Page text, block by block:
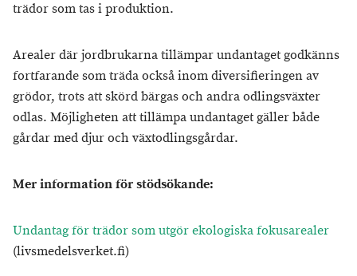
trädor som tas i produktion.
Arealer där jordbrukarna tillämpar undantaget godkänns
fortfarande som träda också inom diversifieringen av
grödor, trots att skörd bärgas och andra odlingsväxter
odlas. Möjligheten att tillämpa undantaget gäller både
gårdar med djur och växtodlingsgårdar.
Mer information för stödsökande:
Undantag för trädor som utgör ekologiska fokusarealer
(livsmedelsverket.fi)